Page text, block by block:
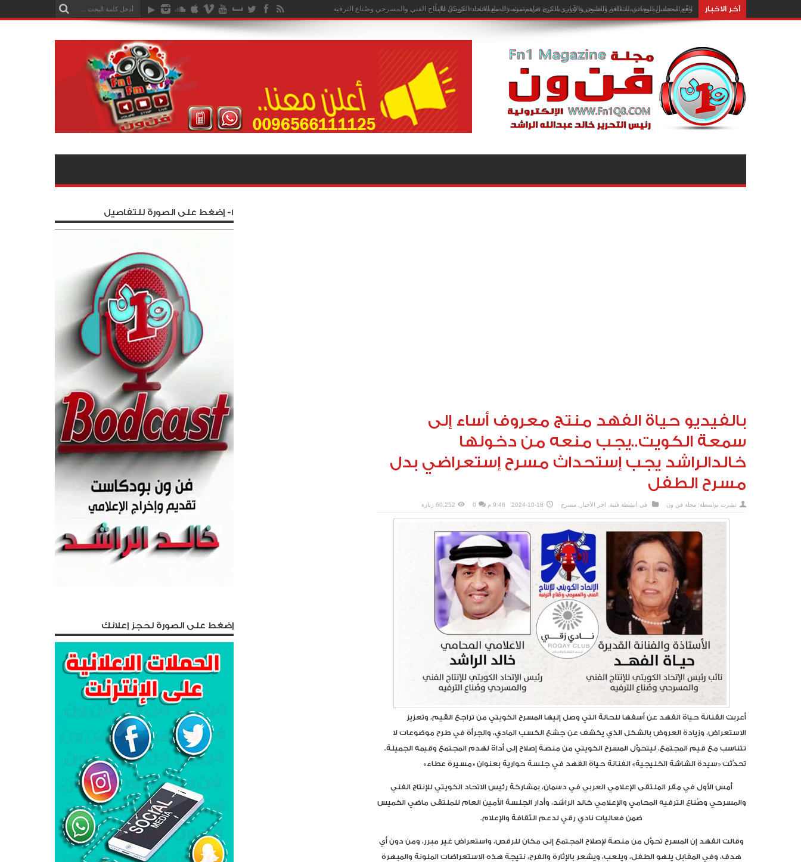
آخر الاخبار وقّع المجلس الوطني للثقافة والفنون والآداب مذكرة تفاهم مشترك مع الاتحاد الكويتي للإنتاج الفني والمسرحي وصُناع الترفيه
بالفيديو حياة الفهد منتج معروف أساء إلى
سمعة الكويت..يجب منعه من دخولها
خالدالراشد يجب إستحداث مسرح إستعراضي بدل
مسرح الطفل
نشرت بواسطة: مجلة فن ون في أنشطة فنية اخر الأخبار مسرح 2024-10-18 9:46 م 0 60,252 زيارة
أعربت الفنانة حياة الفهد عن أسفها للحالة التي وصل إليها المسرح الكويتي من تراجع القيم، وتعزيز
الاستعراض، وزيادة العروض بالشكل الذي يكشف عن جشع الكسب المادي، والجرأة في طرح موضوعات لا
تتناسب مع قيم المجتمع، ليتحوَّل المسرح الكويتي من منصة إصلاح إلى أداة لهدم المجتمع وقيمه الجميلة.
تحدَّثت «سيدة الشاشة الخليجية» الفنانة حياة الفهد في جلسة حوارية بعنوان «مسيرة عطاء»
أمس الأول في مقر الملتقى الإعلامي العربي في دسمان، بمشاركة رئيس الاتحاد الكويتي للإنتاج الفني
والمسرحي وصُناع الترفيه المحامي والإعلامي خالد الراشد، وأدار الجلسة الأمين العام للملتقى ماضي الخميس
ضمن فعاليات نادي رقي لدعم الثقافة والإعلام.
وقالت الفهد إن المسرح تحوَّل من منصة لإصلاح المجتمع إلى مكان للرقص، واستعراض غير مبرر، ومن دون أي
هدف، وفي المقابل يلهو الطفل، ويلعب، ويشعر بالإثارة والفرح، نتيجة هذه الاستعراضات الملونة والمبهرة
1- إضغط على الصورة للتفاصيل
إضغط على الصورة لحجز إعلانك